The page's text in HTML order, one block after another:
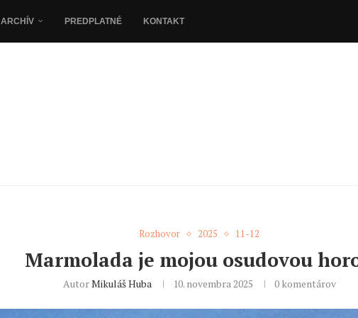
ARCHÍV PREDPLATNÉ KONTAKT
Rozhovor 2025 11-12
Marmolada je mojou osudovou
AutorMikuláš Huba 10. novembra 2025 0 komentárov